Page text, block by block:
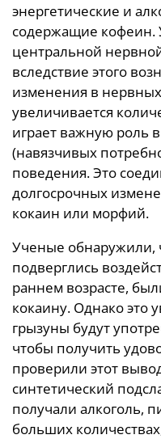
энергетические и
содержащие кофеин.
центральной
вследствие этого
изменения в
увеличивается
играет важную роль
(навязчивых
поведения. Это
долгосрочных
кокаин или морфий.
Ученые обнаружили,
подверглись
раннем возрасте,
кокаину. Однако это
грызуны будут
чтобы получить
проверили этот
синтетический
получали алкоголь,
больших